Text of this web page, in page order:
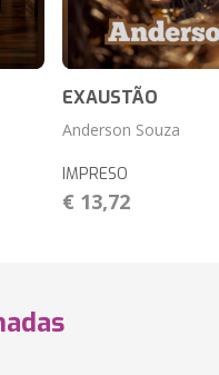
EXAUSTÃO
Anderson Souza
IMPRESO
€ 13,72